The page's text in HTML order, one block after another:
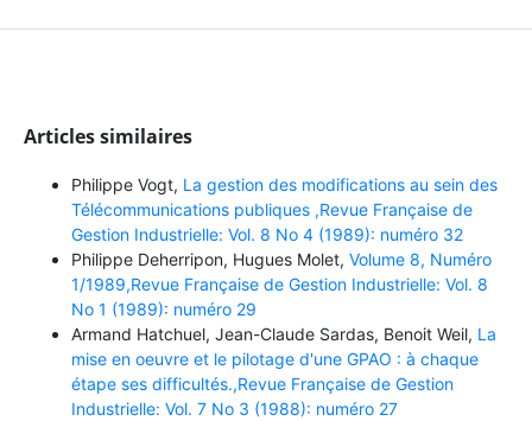
Articles similaires
Philippe Vogt, La gestion des modifications au sein des
Télécommunications publiques ,Revue Française de
Gestion Industrielle: Vol. 8 No 4 (1989): numéro 32
Philippe Deherripon, Hugues Molet, Volume 8, Numéro
1/1989,Revue Française de Gestion Industrielle: Vol. 8
No 1 (1989): numéro 29
Armand Hatchuel, Jean-Claude Sardas, Benoit Weil, La
mise en oeuvre et le pilotage d'une GPAO : à chaque
étape ses difficultés.,Revue Française de Gestion
Industrielle: Vol. 7 No 3 (1988): numéro 27